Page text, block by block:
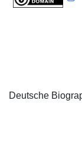
Deutsche